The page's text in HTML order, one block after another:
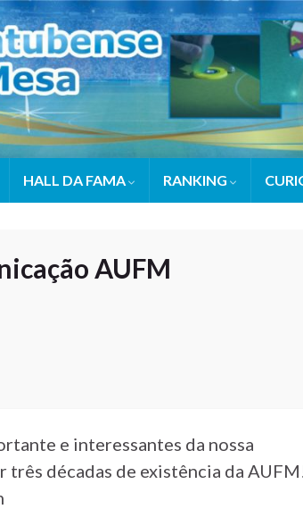
HALL DA FAMA RANKING
AUFM
e interessantes da nossa
três décadas de existência da